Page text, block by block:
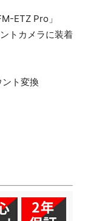
ETZ Pro」
トカメラに装着
ト変換